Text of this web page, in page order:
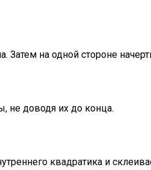
на одной стороне
не доводя их до конца.
квадратика и